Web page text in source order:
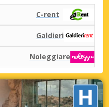
C-rent
Galdieri
Noleggiare